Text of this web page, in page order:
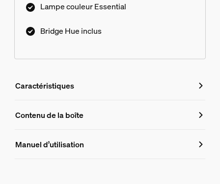
voix, de l'application ou de n'importe quel
Lampe couleur Essential
Bridge Hue inclus
Caractéristiques
Caractéristiques
8721103103635
Contenu de la boîte
Manuel d’utilisation